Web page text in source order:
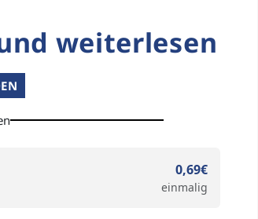
weiterlesen
0,69€
einmalig